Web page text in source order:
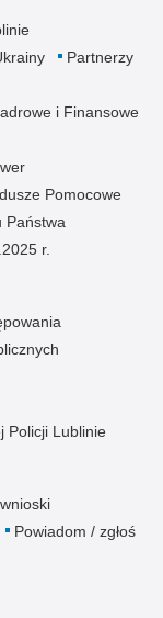
Partnerzy
i Finansowe
Pomocowe
Państwa
r.
Policji Lublinie
Powiadom / zgłoś